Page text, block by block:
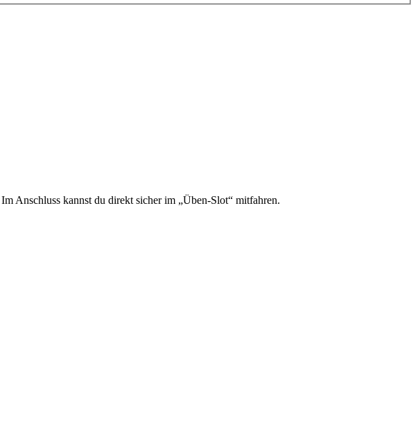
Anschluss kannst du direkt sicher im „Üben-Slot“ mitfahren.